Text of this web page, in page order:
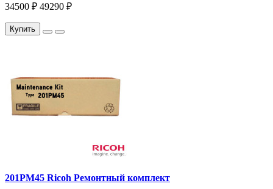
34500 ₽ 49290 ₽
Купить
201PM45 Ricoh Ремонтный комплект